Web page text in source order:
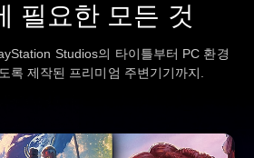
필요한 모든 것
Studios의 타이틀부터 PC 환경
록 제작된 프리미엄 주변기기까지.